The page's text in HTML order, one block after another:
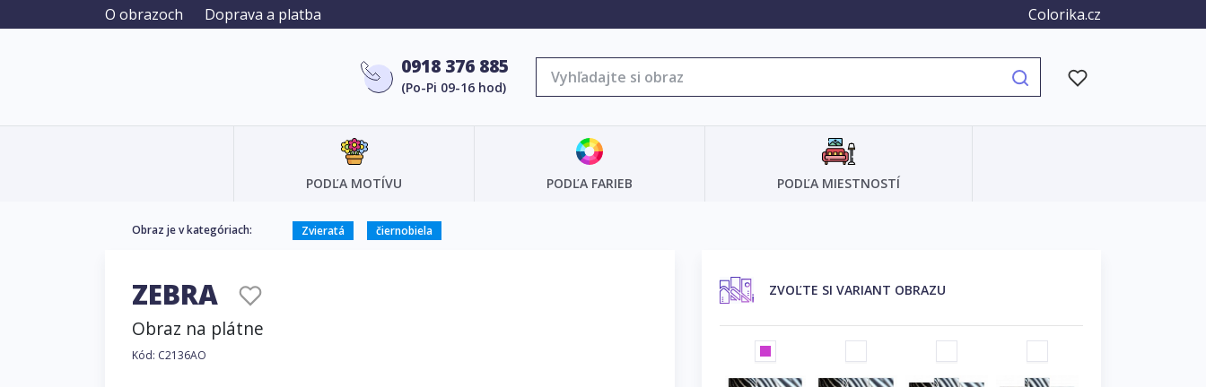
O obrazoch Doprava a platba Colorika.cz
0918 376 885
(Po-Pi 09-16 hod)
PODĽA MOTÍVU PODĽA FARIEB PODĽA MIESTNOSTÍ
Obraz je v kategóriach: Zvieratá čiernobiela
ZEBRA
Obraz na plátne
Kód: C2136AO
ZVOĽTE SI VARIANT OBRAZU